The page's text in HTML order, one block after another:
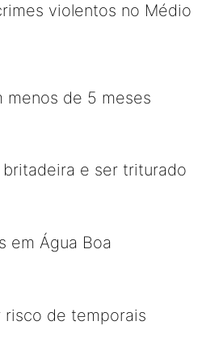
violentos no Médio
menos de 5 meses
e ser triturado
em Água Boa
risco de temporais